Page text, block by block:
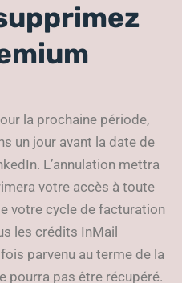
la prochaine période,
un jour avant la date de
L’annulation mettra
votre accès à toute
votre cycle de facturation
les crédits InMail
parvenu au terme de la
pourra pas être récupéré.